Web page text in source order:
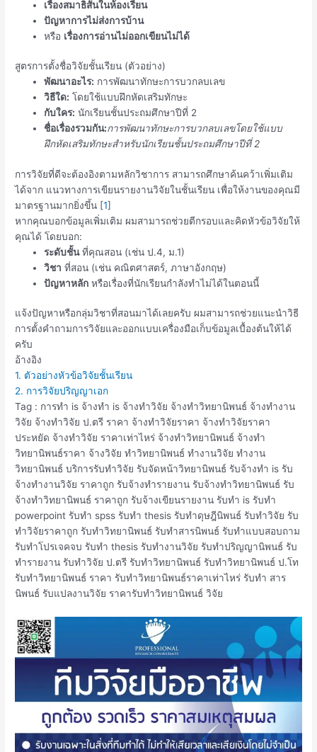
เรื่องสมาธิสั้นในห้องเรียน
ปัญหาการไม่ส่งการบ้าน
หรือ เรื่องการอ่านไม่ออกเขียนไม่ได้
สูตรการตั้งชื่อวิจัยชั้นเรียน (ตัวอย่าง)
พัฒนาอะไร: การพัฒนาทักษะการบวกลบเลข
วิธีใด: โดยใช้แบบฝึกหัดเสริมทักษะ
กับใคร: นักเรียนชั้นประถมศึกษาปีที่ 2
ชื่อเรื่องรวมกัน:การพัฒนาทักษะการบวกลบเลขโดยใช้แบบ
ฝึกหัดเสริมทักษะสำหรับนักเรียนชั้นประถมศึกษาปีที่ 2
การวิจัยที่ดีจะต้องอิงตามหลักวิชาการ สามารถศึกษาค้นคว้าเพิ่มเติม
ได้จาก แนวทางการเขียนรายงานวิจัยในชั้นเรียน เพื่อให้งานของคุณมี
มาตรฐานมากยิ่งขึ้น [1]
หากคุณบอกข้อมูลเพิ่มเติม ผมสามารถช่วยตีกรอบและคิดหัวข้อวิจัยให้
คุณได้ โดยบอก:
ระดับชั้นที่คุณสอน (เช่น ป.4, ม.1)
วิชา ที่สอน (เช่น คณิตศาสตร์, ภาษาอังกฤษ)
ปัญหาหลัก หรือเรื่องที่นักเรียนกำลังทำไม่ได้ในตอนนี้
แจ้งปัญหาหรือกลุ่มวิชาที่สอนมาได้เลยครับ ผมสามารถช่วยแนะนำวิธี
การตั้งคำถามการวิจัยและออกแบบเครื่องมือเก็บข้อมูลเบื้องต้นให้ได้
ครับ
อ้างอิง
1. ตัวอย่างหัวข้อวิจัยชั้นเรียน
2. การวิจัยปริญญาเอก
Tag : การทำ is จ้างทำ is จ้างทำวิจัย จ้างทำวิทยานิพนธ์ จ้างทํางาน
วิจัย จ้างทําวิจัย ป.ตรี ราคา จ้างทําวิจัยราคา จ้างทําวิจัยราคา
ประหยัด จ้างทําวิจัย ราคาเท่าไหร่ จ้างทําวิทยานิพนธ์ จ้างทํา
วิทยานิพนธ์ราคา จ้างวิจัย ทําวิทยานิพนธ์ ทำงานวิจัย ทำงาน
วิทยานิพนธ์ บริการรับทำวิจัย รับจัดหน้าวิทยานิพนธ์ รับจ้างทำ is รับ
จ้างทํางานวิจัย ราคาถูก รับจ้างทํารายงาน รับจ้างทําวิทยานิพนธ์ รับ
จ้างทําวิทยานิพนธ์ ราคาถูก รับจ้างเขียนรายงาน รับทำ is รับทำ
powerpoint รับทำ spss รับทำ thesis รับทำดุษฎีนิพนธ์ รับทำวิจัย รับ
ทำวิจัยราคาถูก รับทำวิทยานิพนธ์ รับทำสารนิพนธ์ รับทำแบบสอบถาม
รับทำโปรเจคจบ รับทํา thesis รับทํางานวิจัย รับทําปริญญานิพนธ์ รับ
ทํารายงาน รับทําวิจัย ป.ตรี รับทําวิทยานิพนธ์ รับทําวิทยานิพนธ์ ป.โท
รับทําวิทยานิพนธ์ ราคา รับทําวิทยานิพนธ์ราคาเท่าไหร่ รับทํา สาร
นิพนธ์ รับแปลงานวิจัย ราคารับทำวิทยานิพนธ์ วิจัย